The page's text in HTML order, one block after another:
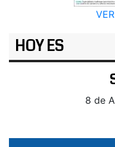
HOY ES
8 de